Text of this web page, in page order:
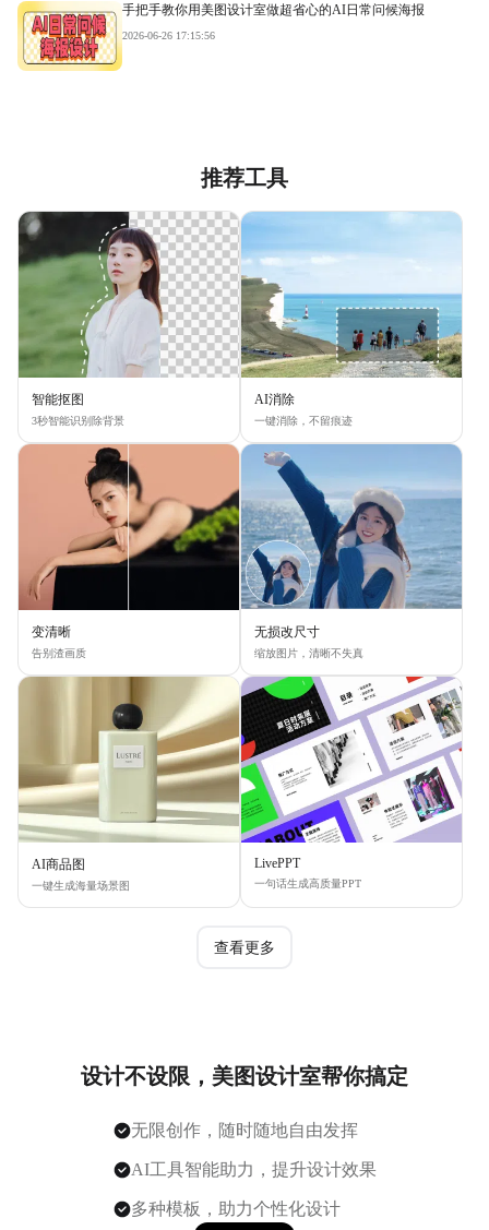
手把手教你用美图设计室做超省心的AI日常问候海报
2026-06-26 17:15:56
推荐工具
智能抠图
3秒智能识别除背景
AI消除
一键消除，不留痕迹
变清晰
告别渣画质
无损改尺寸
缩放图片，清晰不失真
AI商品图
一键生成海量场景图
LivePPT
一句话生成高质量PPT
查看更多
设计不设限，美图设计室帮你搞定
无限创作，随时随地自由发挥
AI工具智能助力，提升设计效果
多种模板，助力个性化设计